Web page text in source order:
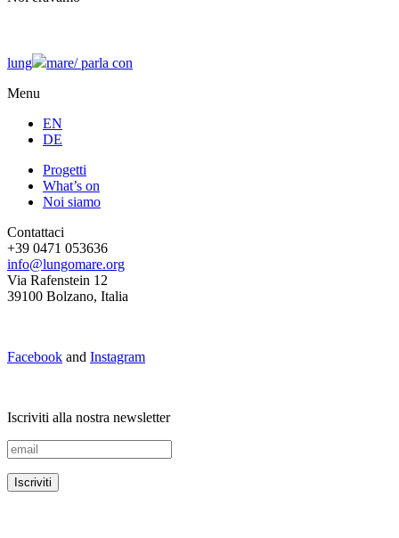
lung mare/parla con
Menu
EN
DE
Progetti
What’s on
Noi siamo
Contattaci
+39 0471 053636
info@lungomare.org
Via Rafenstein 12
39100 Bolzano, Italia
Facebook and Instagram
Iscriviti alla nostra newsletter